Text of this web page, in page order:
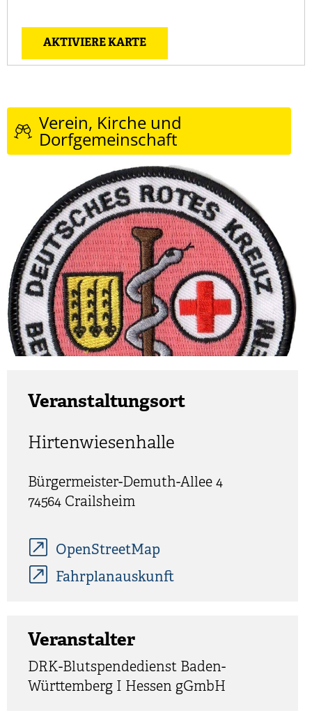
AKTIVIERE KARTE
Verein, Kirche und
Dorfgemeinschaft
Veranstaltungsort
Hirtenwiesenhalle
Bürgermeister-Demuth-Allee 4
74564 Crailsheim
OpenStreetMap
Fahrplanauskunft
Veranstalter
DRK-Blutspendedienst Baden-
Württemberg I Hessen gGmbH